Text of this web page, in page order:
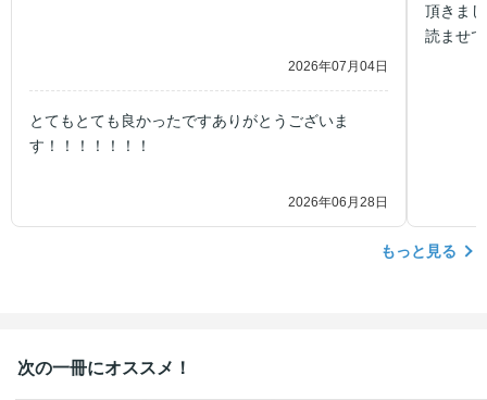
2026年07月04日
とてもとても良かったですありがとうございま
す！！！！！！！
2026年06月28日
頂きま
読ませ
もっと見る
次の一冊にオススメ！